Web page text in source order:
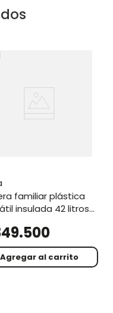
insulada 42 litros
.500
Agregar al carrito